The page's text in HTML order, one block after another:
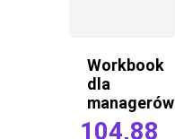
Workbook
dla
managerów
104,88